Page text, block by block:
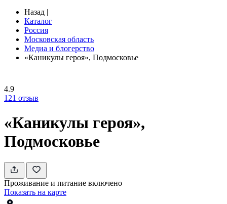
Назад |
Каталог
Россия
Московская область
Медиа и блогерство
«Каникулы героя», Подмосковье
4.9
121 отзыв
«Каникулы героя»,
Подмосковье
Проживание и питание включено
Показать на карте